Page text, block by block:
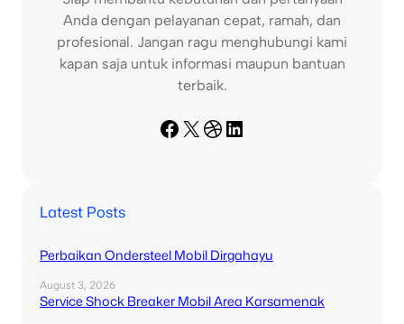
Anda dengan pelayanan cepat, ramah, dan
profesional. Jangan ragu menghubungi kami
kapan saja untuk informasi maupun bantuan
terbaik.
Facebook X Dribbble LinkedIn
Latest Posts
Perbaikan Ondersteel Mobil Dirgahayu
August 3, 2026
Service Shock Breaker Mobil Area Karsamenak